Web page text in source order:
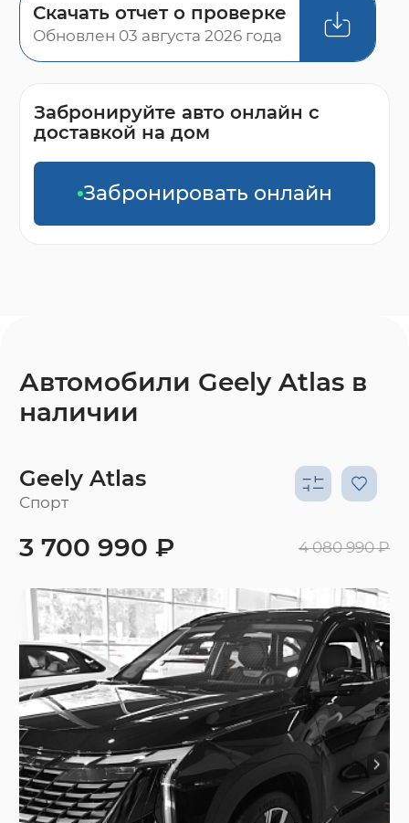
Скачать отчет о проверке
Обновлен 03 августа 2026 года
Забронируйте авто онлайн с
доставкой на дом
Забронировать онлайн
Автомобили Geely Atlas в
наличии
Geely Atlas
Спорт
3 700 990 ₽ 4 080 990 ₽